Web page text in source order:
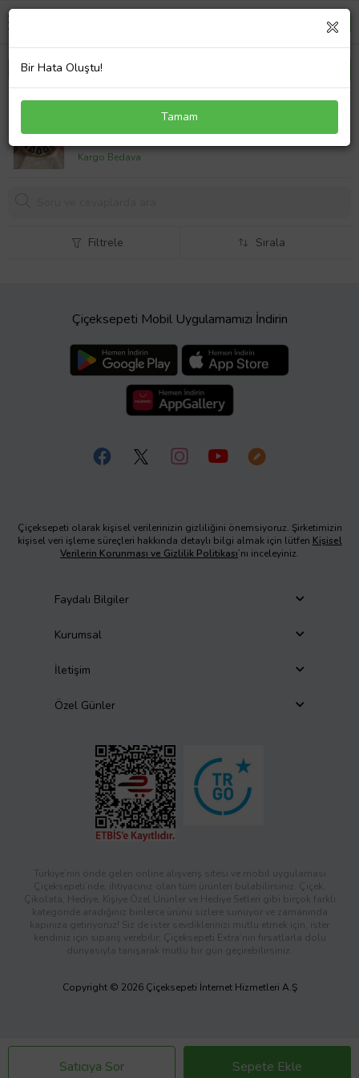
Lavinta54 Kişiye Özel Dekoratif Ahşap Duvar Saati
1100,00 TL
Kargo Bedava
Satıcıya Sor Sepete Ekle
Filtrele Sırala
Çiçeksepeti Mobil Uygulamamızı İndirin
Çiçeksepeti olarak kişisel verilerinizin gizliliğini önemsiyoruz. Şirketimizin
kişisel veri işleme süreçleri hakkında detaylı bilgi almak için lütfen Kişisel
Verilerin Korunması ve Gizlilik Politikası’nı inceleyiniz.
Faydalı Bilgiler
Kurumsal
İletişim
Özel Günler
Türkiye’nin önde gelen online alışveriş sitesi ve mobil uygulaması
Çiçeksepeti’nde, ihtiyacınız olan tüm ürünleri bulabilirsiniz. Çiçek,
Çikolata, Hediye, Kişiye Özel Ürünler ve Hediye Setleri gibi birçok farklı
kategoride aradığınız binlerce ürünü sizlere sunuyor ve zamanında
kapınıza getiriyoruz! Siz de ister sevdiklerinizi mutlu etmek için, ister
kendiniz için sipariş verebilir; Çiçeksepeti Extra’nın fırsatlarla dolu
dünyasıyla tanışarak mutlu bir gün geçirebilirsiniz.
Copyright © 2026 Çiçeksepeti İnternet Hizmetleri A.Ş
Bir Hata Oluştu!
Tamam